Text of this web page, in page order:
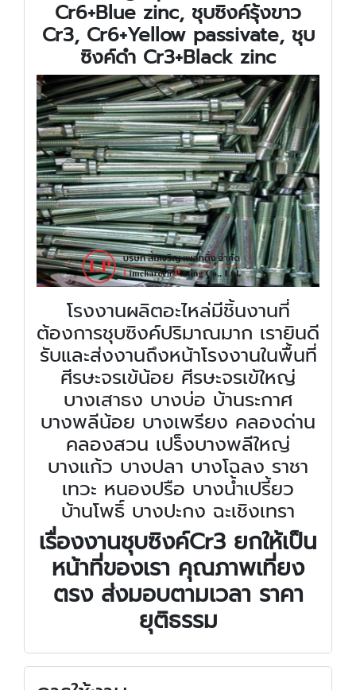
Cr6+Blue zinc, ชุบซิงค์รุ้งขาว
Cr3, Cr6+Yellow passivate, ชุบ
ซิงค์ดำ Cr3+Black zinc
โรงงานผลิตอะไหล่มีชิ้นงานที่
ต้องการชุบซิงค์ปริมาณมาก เรายินดี
รับและส่งงานถึงหน้าโรงงานในพื้นที่
ศีรษะจรเข้น้อย ศีรษะจรเข้ใหญ่
บางเสาธง บางบ่อ บ้านระกาศ
บางพลีน้อย บางเพรียง คลองด่าน
คลองสวน เปร็งบางพลีใหญ่
บางแก้ว บางปลา บางโฉลง ราชา
เทวะ หนองปรือ บางน้ำเปรี้ยว
บ้านโพธิ์ บางปะกง ฉะเชิงเทรา
เรื่องงานชุบซิงค์Cr3 ยกให้เป็น
หน้าที่ของเรา คุณภาพเที่ยง
ตรง ส่งมอบตามเวลา ราคา
ยุติธรรม